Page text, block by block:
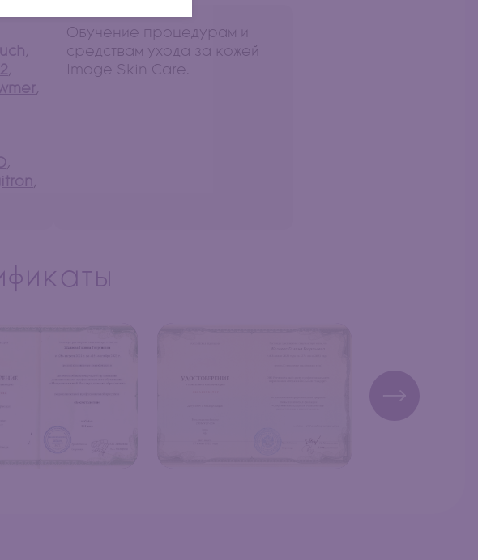
,
,
,
,
,
Обучение процедурам и
средствам ухода за кожей
Image Skin Care.